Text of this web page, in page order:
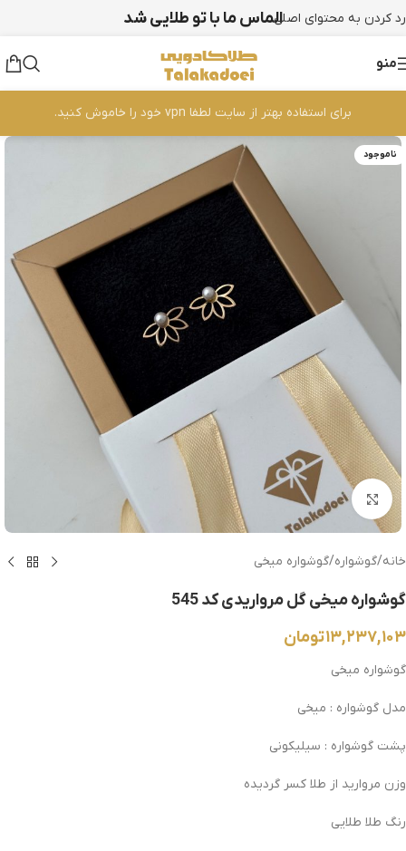
رد کردن به محتوای اصلیالماس ما با تو طلایی شد
منو
برای استفاده بهتر از سایت لطفا vpn خود را خاموش کنید.
ناموجود
بزرگنمایی تصویر
خانه/گوشواره/گوشواره میخی
گوشواره میخی گل مرواریدی کد 545
۱۳,۲۳۷,۱۰۳تومان
گوشواره میخی
مدل گوشواره : میخی
پشت گوشواره : سیلیکونی
وزن مروارید از طلا کسر گردیده
رنگ طلا طلایی